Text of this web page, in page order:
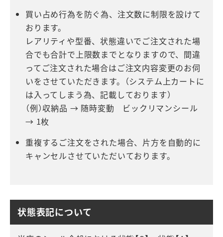
買い占め行為を防ぐ為、注文数に制限を設けて
おります。
レアリティや型番、状態違いでご注文された場
合でも合計で上限数までとなりますので、間違
ってご注文された場合はご注文内容変更のお伺
いをさせていただきます。（システム上カートに
は入ってしまう為、記載しております）
（例）収納品 → 随時変動 ビックリマンシール
→ 1枚
重複するご注文をされた場合、片方を自動的に
キャンセルさせていただいております。
状態表記について